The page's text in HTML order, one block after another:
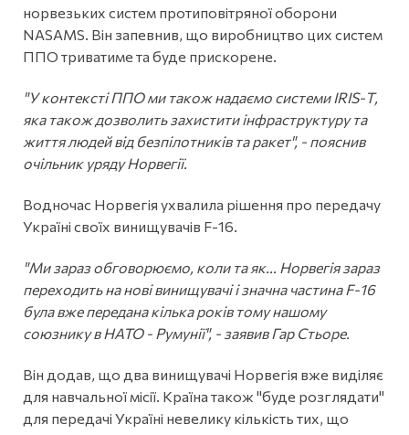
норвезьких систем протиповітряної оборони
NASAMS. Він запевнив, що виробництво цих систем
ППО триватиме та буде прискорене.
"У контексті ППО ми також надаємо системи IRIS-Т,
яка також дозволить захистити інфраструктуру та
життя людей від безпілотників та ракет", - пояснив
очільник уряду Норвегії.
Водночас Норвегія ухвалила рішення про передачу
Україні своїх винищувачів F-16.
"Ми зараз обговорюємо, коли та як... Норвегія зараз
переходить на нові винищувачі і значна частина F-16
була вже передана кілька років тому нашому
союзнику в НАТО - Румунії", - заявив Гар Стьоре.
Він додав, що два винищувачі Норвегія вже виділяє
для навчальної місії. Країна також "буде розглядати"
для передачі Україні невелику кількість тих, що